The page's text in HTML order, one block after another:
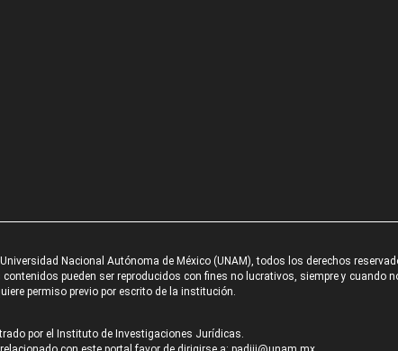
Universidad Nacional Autónoma de México (UNAM), todos los derechos
contenidos pueden ser reproducidos con fines no lucrativos, siempre y cuando
permiso previo por escrito de la institución.
por el Instituto de Investigaciones Jurídicas.